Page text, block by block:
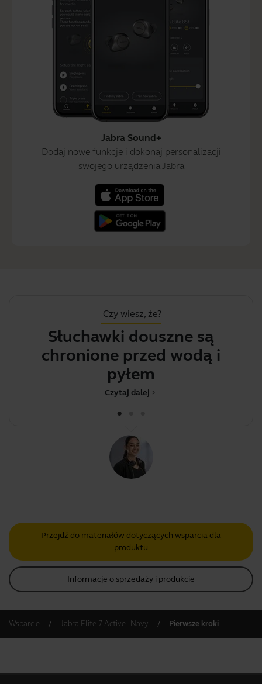
Jabra Sound+
Dodaj nowe funkcje i dokonaj personalizacji
swojego urządzenia Jabra
Czy wiesz, że?
Słuchawki douszne są
chronione przed wodą i
pyłem
chevron_right
Czytaj dalej
Przejdź do materiałów dotyczących wsparcia dla
produktu
Informacje o sprzedaży i produkcie
Wsparcie Jabra Elite 7 Active - Navy Pierwsze kroki